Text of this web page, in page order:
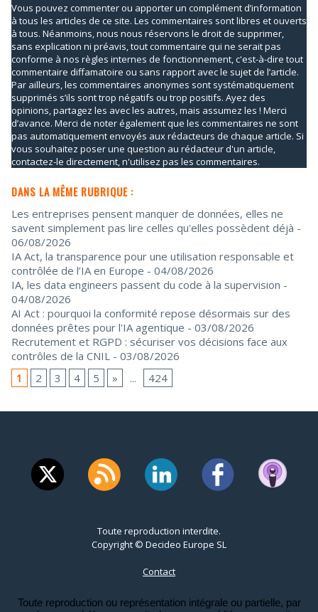
Vous pouvez commenter ou apporter un complément d’information
à tous les articles de ce site. Les commentaires sont libres et ouverts
à tous. Néanmoins, nous nous réservons le droit de supprimer,
sans explication ni préavis, tout commentaire qui ne serait pas
conforme à nos règles internes de fonctionnement, c'est-à-dire tout
commentaire diffamatoire ou sans rapport avec le sujet de l’article.
Par ailleurs, les commentaires anonymes sont systématiquement
supprimés s’ils sont trop négatifs ou trop positifs. Ayez des
opinions, partagez les avec les autres, mais assumez les ! Merci
d’avance. Merci de noter également que les commentaires ne sont
pas automatiquement envoyés aux rédacteurs de chaque article. Si
vous souhaitez poser une question au rédacteur d'un article,
contactez-le directement, n'utilisez pas les commentaires.
DANS LA MÊME RUBRIQUE :
Les entreprises pensent manquer de données, elles ne
savent simplement pas lire celles qu'elles possèdent déjà -
06/08/2026
IA Act, la transparence pour une utilisation responsable et
contrôlée de l’IA en Europe - 04/08/2026
IA, les data engineers passent du code à la supervision -
04/08/2026
AI Act : pourquoi la conformité repose désormais sur des
données prêtes pour l'IA agentique - 03/08/2026
Recrutement et RGPD : sécuriser vos décisions face aux
contrôles de la CNIL - 03/08/2026
1
2 3 4 5 » ... 424
Toute reproduction interdite.
Copyright © Decideo Europe SL
Contact
Toute reproduction ou représentation intégrale ou partielle, par